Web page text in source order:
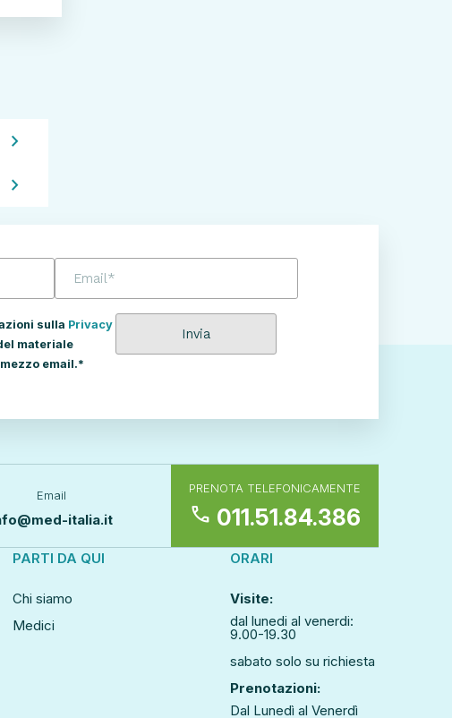
chevron_right
chevron_right
sulla Privacy
materiale
email.*
Email
italia.it
PRENOTA TELEFONICAMENTE
call 011.51.84.386
PARTI DA QUI
Chi siamo
Medici
ORARI
Visite:
dal lunedi al venerdi:
9.00-19.30
sabato solo su richiesta
Prenotazioni:
Dal Lunedì al Venerdì